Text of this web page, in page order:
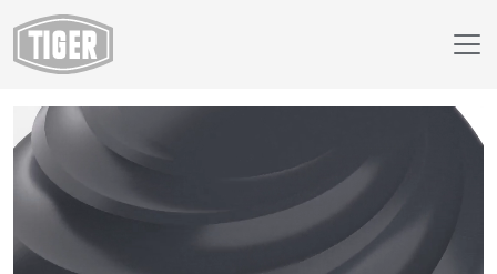
Webshop
68/70703 - RAL 7024 Grafietgrijs